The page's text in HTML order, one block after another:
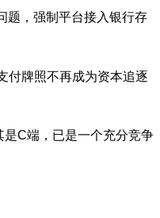
题，强制平台接入银行存
付牌照不再成为资本追逐
是C端，已是一个充分竞争